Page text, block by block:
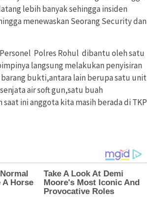
lebih banyak sehingga insiden
menewaskan Seorang Security dan
Polres Rohul ‎ dibantu oleh satu
langsung melakukan penyisiran
bukti,antara lain berupa satu unit
air soft gun,satu buah
ini anggota kita masih berada di TKP